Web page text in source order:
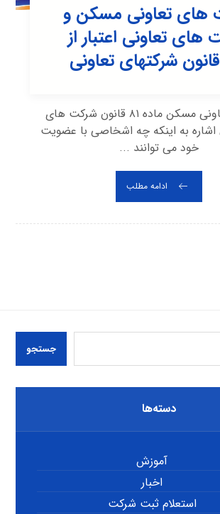
های تعاونی مسکن و
های تعاونی اعتبار از
شرکتهای تعاونی
شرکتهای تعاونی مسکن ماده ۸۱ قانون شرکت های
اشاره به اینکه چه اشخاصی با عضویت
خود می توانند ...
ادامه مطلب
جستجو
دسته‌ها
آموزش
اخبار
استعلام ثبت شرکت